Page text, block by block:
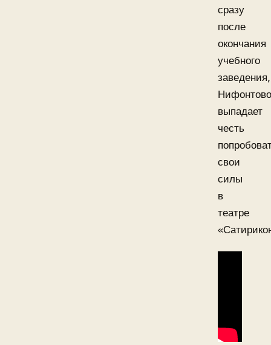
сразу
после
окончания
учебного
заведения,
выпадает
честь
свои
силы
в
театре